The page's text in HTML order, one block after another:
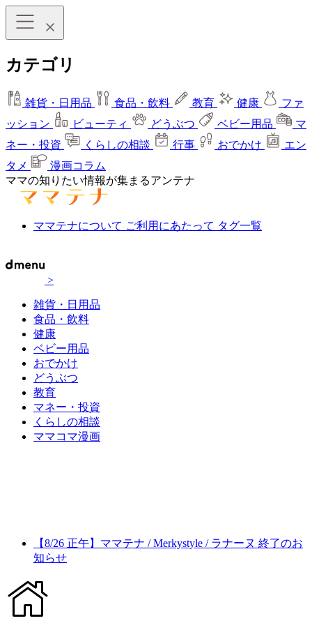
カテゴリ
雑貨・日用品 食品・飲料 教育 健康
ファ
ッション
ビューティ どうぶつ ベビー用品
マ
ネー・投資
くらしの相談 行事 おでかけ
エン
タメ
漫画コラム
ママの知りたい情報が集まるアンテナ
ママテナについて ご利用にあたって タグ一覧
>
雑貨・日用品
食品・飲料
健康
ベビー用品
おでかけ
どうぶつ
教育
マネー・投資
くらしの相談
ママコマ漫画
【8/26 正午】ママテナ / Merkystyle / ラナーヌ 終了のお
知らせ